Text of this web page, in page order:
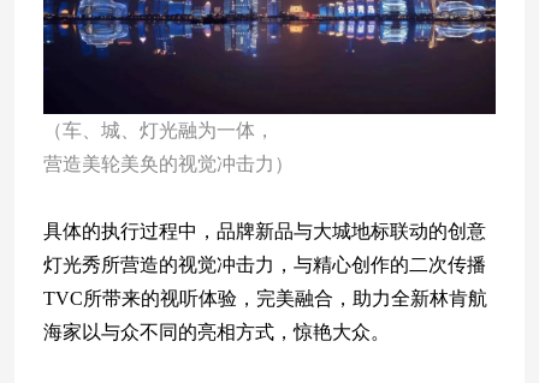
（车、城、灯光融为一体，
营造美轮美奂的视觉冲击力）
具体的执行过程中，品牌新品与大城地标联动的创意
灯光秀所营造的视觉冲击力，与精心创作的二次传播
TVC所带来的视听体验，完美融合，助力全新林肯航
海家以与众不同的亮相方式，惊艳大众。